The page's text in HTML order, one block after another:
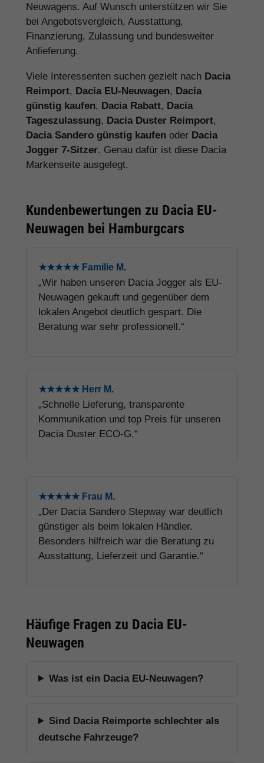
Neuwagens. Auf Wunsch unterstützen wir Sie
bei Angebotsvergleich, Ausstattung,
Finanzierung, Zulassung und bundesweiter
Anlieferung.
Viele Interessenten suchen gezielt nach Dacia
Reimport, Dacia EU-Neuwagen, Dacia
günstig kaufen, Dacia Rabatt, Dacia
Tageszulassung, Dacia Duster Reimport,
Dacia Sandero günstig kaufen oder Dacia
Jogger 7-Sitzer. Genau dafür ist diese Dacia
Markenseite ausgelegt.
Kundenbewertungen zu Dacia EU-
Neuwagen bei Hamburgcars
★★★★★ Familie M.
„Wir haben unseren Dacia Jogger als EU-
Neuwagen gekauft und gegenüber dem
lokalen Angebot deutlich gespart. Die
Beratung war sehr professionell.“
★★★★★ Herr M.
„Schnelle Lieferung, transparente
Kommunikation und top Preis für unseren
Dacia Duster ECO-G.“
★★★★★ Frau M.
„Der Dacia Sandero Stepway war deutlich
günstiger als beim lokalen Händler.
Besonders hilfreich war die Beratung zu
Ausstattung, Lieferzeit und Garantie.“
Häufige Fragen zu Dacia EU-
Neuwagen
Was ist ein Dacia EU-Neuwagen?
Sind Dacia Reimporte schlechter als
deutsche Fahrzeuge?